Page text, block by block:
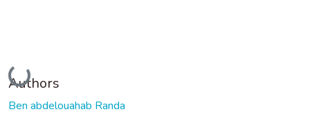
Loading...
Authors
Ben abdelouahab Randa